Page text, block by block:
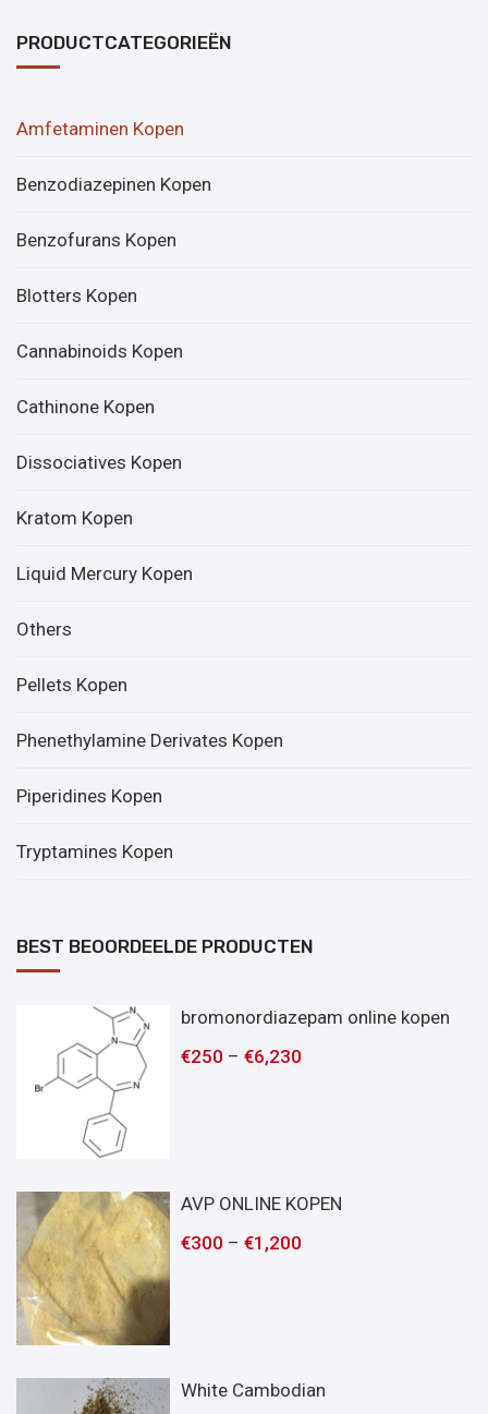
PRODUCTCATEGORIEËN
Amfetaminen Kopen
Benzodiazepinen Kopen
Benzofurans Kopen
Blotters Kopen
Cannabinoids Kopen
Cathinone Kopen
Dissociatives Kopen
Kratom Kopen
Liquid Mercury Kopen
Others
Pellets Kopen
Phenethylamine Derivates Kopen
Piperidines Kopen
Tryptamines Kopen
BEST BEOORDEELDE PRODUCTEN
bromonordiazepam online kopen
€250 –€6,230
AVP ONLINE KOPEN
€300 –€1,200
White Cambodian